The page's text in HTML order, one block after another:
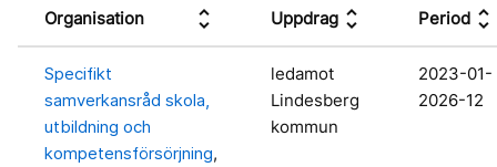
Organisation unfold_more Uppdrag unfold_more Period unfold_more
Specifikt
samverkansråd skola,
utbildning och
kompetensförsörjning,
ledamot
Lindesberg
kommun
2023-01-
2026-12